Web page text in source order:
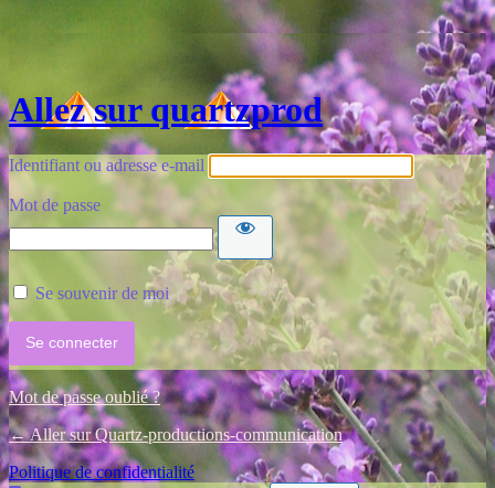
Allez sur quartzprod
Identifiant ou adresse e-mail
Mot de passe
Se souvenir de moi
Mot de passe oublié ?
← Aller sur Quartz-productions-communication
Politique de confidentialité